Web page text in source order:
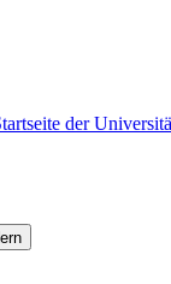
der